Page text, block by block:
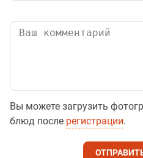
Вы можете загрузить
блюд после регистрации.